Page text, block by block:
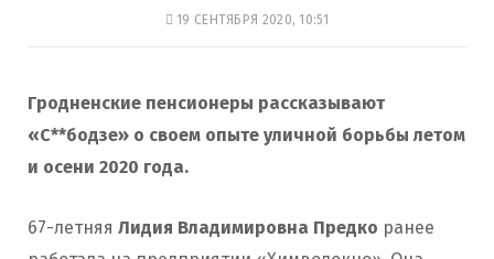
19 СЕНТЯБРЯ 2020, 10:51
Гродненские пенсионеры рассказывают
«С**бодзе» о своем опыте уличной борьбы летом
и осени 2020 года.
67-летняя Лидия Владимировна Предко ранее